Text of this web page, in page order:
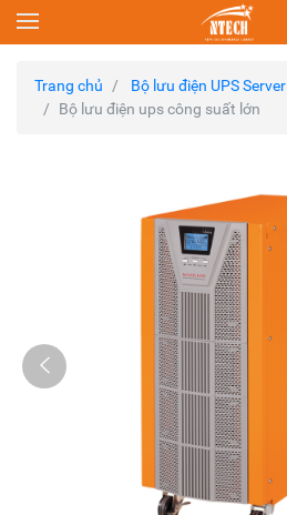
Trang chủ
Bộ lưu điện UPS Server
Bộ lưu điện ups công suất lớn